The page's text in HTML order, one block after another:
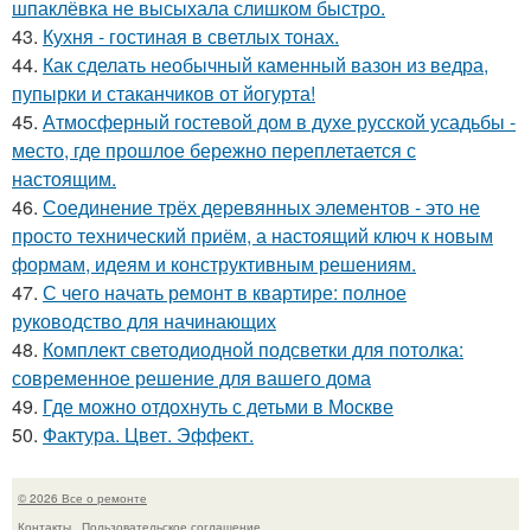
шпаклёвка не высыхала слишком быстро.
43. Кухня - гостиная в светлых тонах.
44. Как сделать необычный каменный вазон из ведра,
пупырки и стаканчиков от йогурта!
45. Атмосферный гостевой дом в духе русской усадьбы -
место, где прошлое бережно переплетается с
настоящим.
46. Соединение трёх деревянных элементов - это не
просто технический приём, а настоящий ключ к новым
формам, идеям и конструктивным решениям.
47. С чего начать ремонт в квартире: полное
руководство для начинающих
48. Комплект светодиодной подсветки для потолка:
современное решение для вашего дома
49. Где можно отдохнуть с детьми в Москве
50. Фактура. Цвет. Эффект.
© 2026 Все о ремонте
Контакты
Пользовательское соглашение